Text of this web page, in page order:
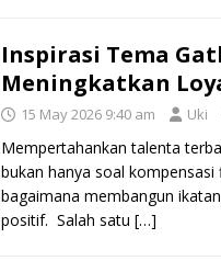
Inspirasi Tema
Meningkatkan
15 May 2026 9:40 am Uki
Mempertahankan talenta
bukan hanya soal
bagaimana membangun
positif. Salah satu […]